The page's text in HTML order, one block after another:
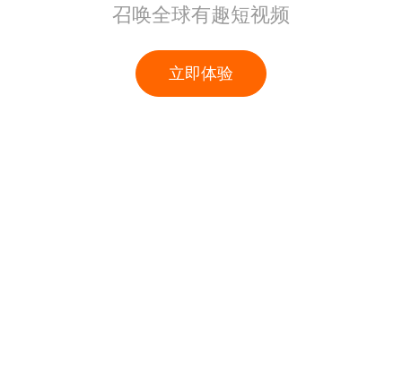
召唤全球有趣短视频
立即体验